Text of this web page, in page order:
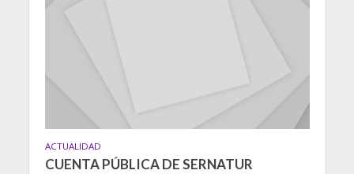
ACTUALIDAD
CUENTA PÚBLICA DE SERNATUR